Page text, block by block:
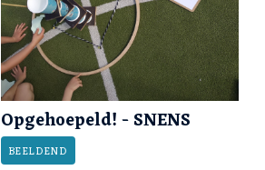
Opgehoepeld! - SNENS
BEELDEND